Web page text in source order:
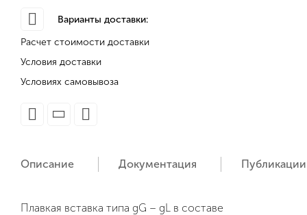
Варианты доставки:
Расчет стоимости доставки
Условия доставки
Условиях самовывоза
Описание Документация Публикации
Плавкая вставка типа gG – gL в составе